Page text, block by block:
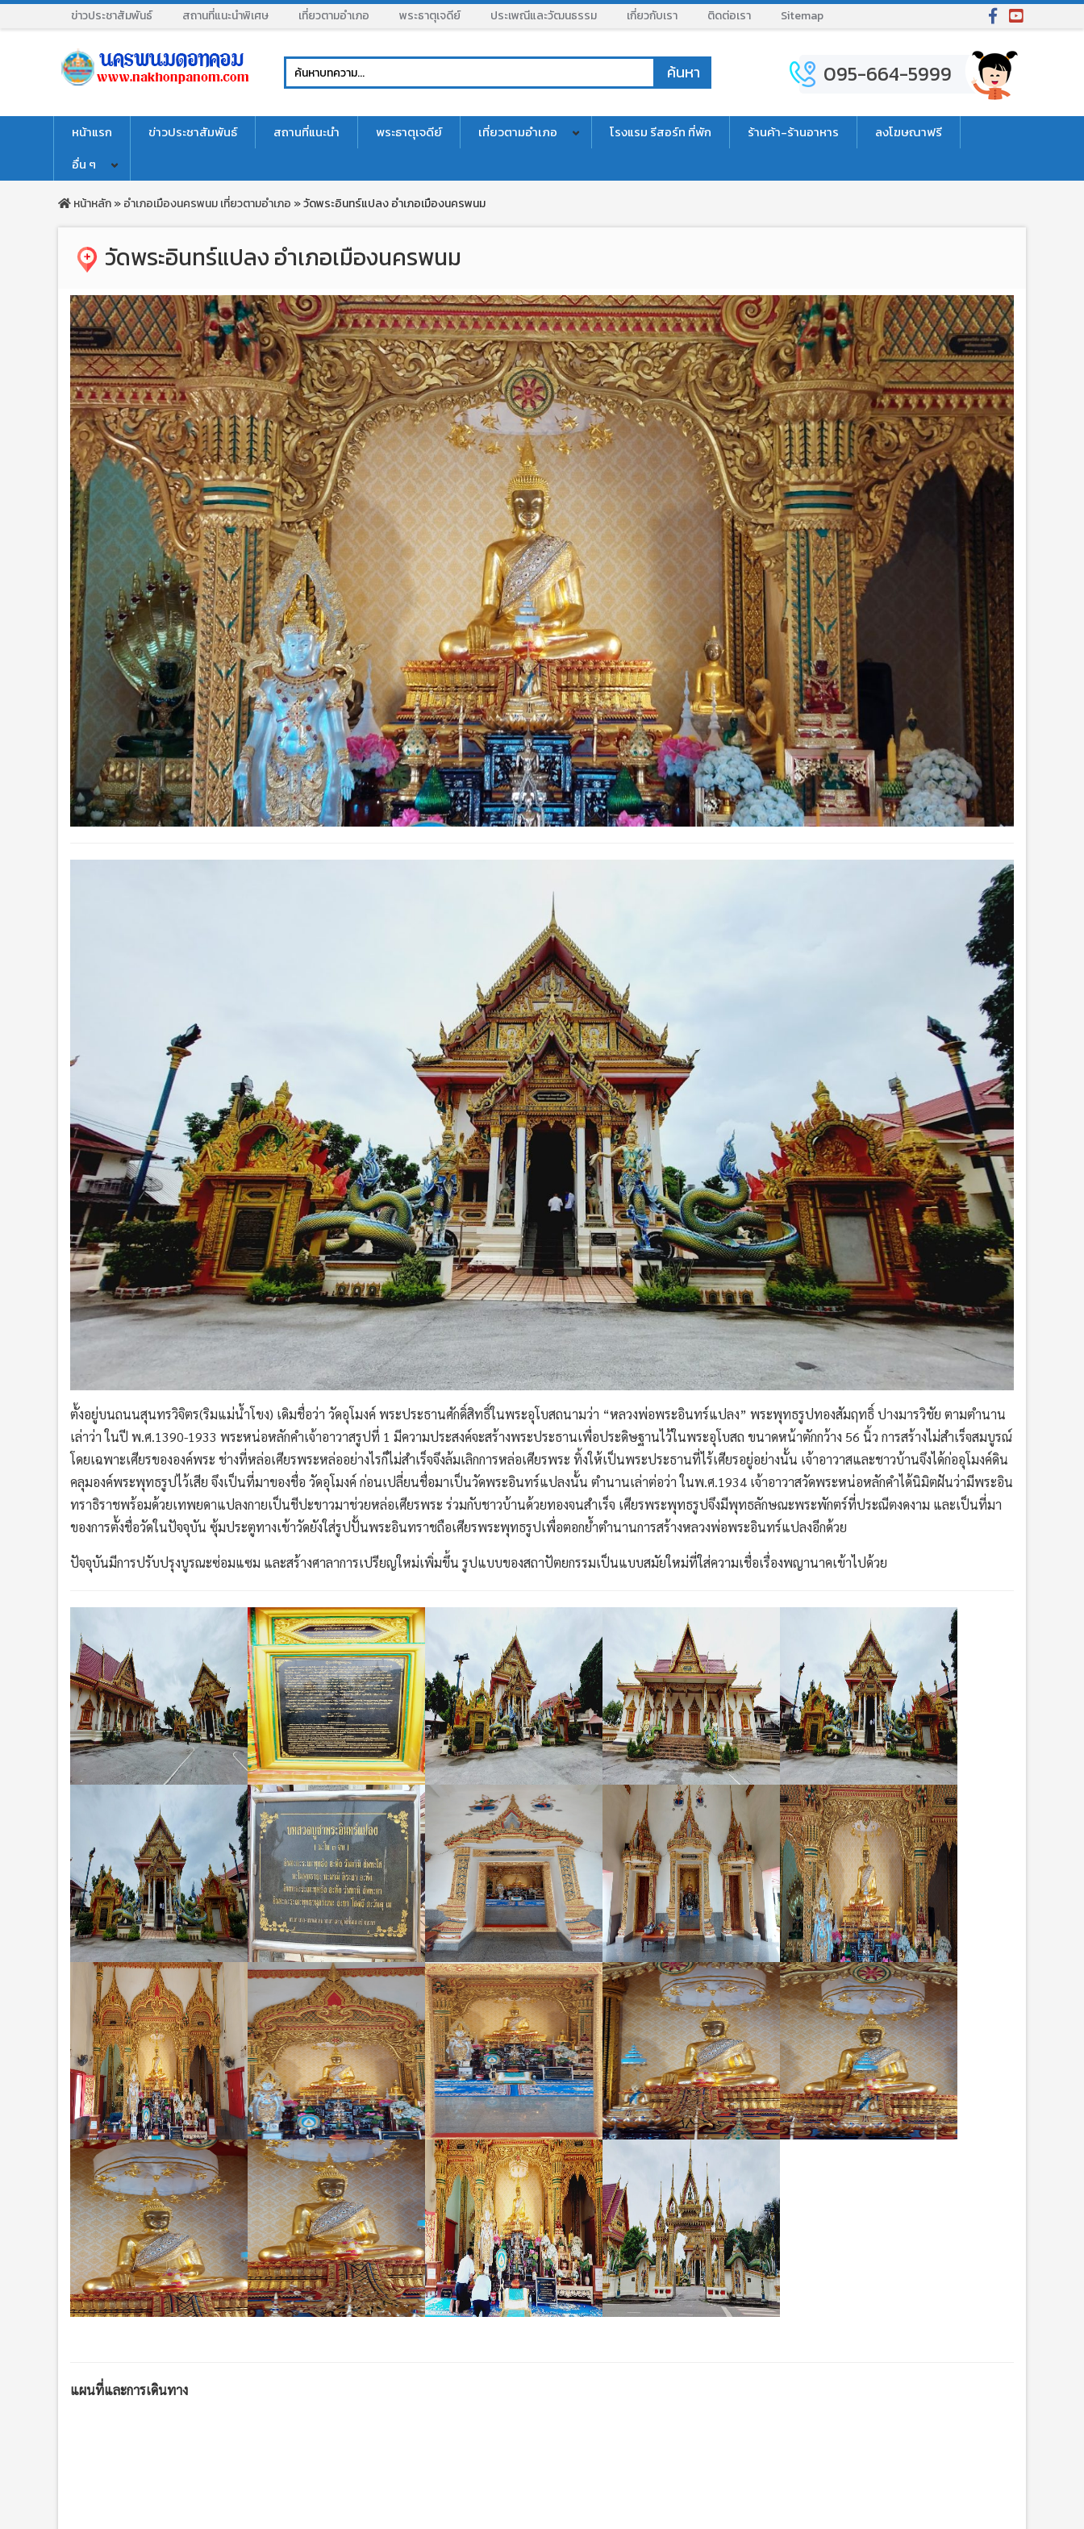
ข่าวประชาสัมพันธ์ สถานที่แนะนำพิเศษ เที่ยวตามอำเภอ พระธาตุเจดีย์ ประเพณีและวัฒนธรรม เกี่ยวกับเรา ติดต่อเรา Sitemap
095-664-5999
หน้าแรก ข่าวประชาสัมพันธ์ สถานที่แนะนำ พระธาตุเจดีย์ เที่ยวตามอำเภอ โรงแรม รีสอร์ท ที่พัก ร้านค้า-ร้านอาหาร
ลงโฆษณาฟรี
อื่น ๆ
หน้าหลัก»อำเภอเมืองนครพนมเที่ยวตามอำเภอ »วัดพระอินทร์แปลง อำเภอเมืองนครพนม
วัดพระอินทร์แปลง อำเภอเมืองนครพนม
ตั้งอยู่บนถนนสุนทรวิจิตร(ริมแม่น้ำโขง) เดิมชื่อว่า วัดอุโมงค์ พระประธานศักดิ์สิทธิ์ในพระอุโบสถนามว่า “หลวงพ่อพระอินทร์แปลง” พระพุทธรูปทองสัมฤทธิ์ ปางมารวิชัย ตามตำนาน
เล่าว่า ในปี พ.ศ.1390-1933 พระหน่อหลักคำเจ้าอาวาสรูปที่ 1 มีความประสงค์จะสร้างพระประธานเพื่อประดิษฐานไว้ในพระอุโบสถ ขนาดหน้าตักกว้าง 56 นิ้ว การสร้างไม่สำเร็จสมบูรณ์
โดยเฉพาะเศียรขององค์พระ ช่างที่หล่อเศียรพระหล่ออย่างไรก็ไม่สำเร็จจึงล้มเลิกการหล่อเศียรพระ ทิ้งให้เป็นพระประธานที่ไร้เศียรอยู่อย่างนั้น เจ้าอาวาสและชาวบ้านจึงได้ก่ออุโมงค์ดิน
คลุมองค์พระพุทธรูปไว้เสีย จึงเป็นที่มาของชื่อ วัดอุโมงค์ ก่อนเปลี่ยนชื่อมาเป็นวัดพระอินทร์แปลงนั้น ตำนานเล่าต่อว่า ในพ.ศ.1934 เจ้าอาวาสวัดพระหน่อหลักคำได้นิมิตฝันว่ามีพระอิน
ทราธิราชพร้อมด้วยเทพยดาแปลงกายเป็นชีปะขาวมาช่วยหล่อเศียรพระ ร่วมกับชาวบ้านด้วยทองจนสำเร็จ เศียรพระพุทธรูปจึงมีพุทธลักษณะพระพักตร์ที่ประณีตงดงาม และเป็นที่มา
ของการตั้งชื่อวัดในปัจจุบัน ซุ้มประตูทางเข้าวัดยังใส่รูปปั้นพระอินทราชถือเศียรพระพุทธรูปเพื่อตอกย้ำตำนานการสร้างหลวงพ่อพระอินทร์แปลงอีกด้วย
ปัจจุบันมีการปรับปรุงบูรณะซ่อมแซม และสร้างศาลาการเปรียญใหม่เพิ่มขึ้น รูปแบบของสถาปัตยกรรมเป็นแบบสมัยใหม่ที่ใส่ความเชื่อเรื่องพญานาคเข้าไปด้วย
แผนที่และการเดินทาง